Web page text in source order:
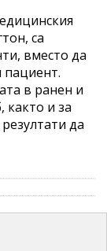
са
вместо да
пациент.
в ранен и
както и за
да